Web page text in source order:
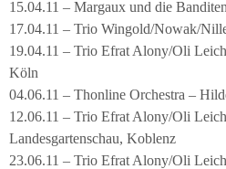
15.04.11 – Margaux und die
17.04.11 – Trio Wingold/Nowak/
19.04.11 – Trio Efrat Alony/Oli
Köln
04.06.11 – Thonline Orchestra –
12.06.11 – Trio Efrat Alony/Oli
Landesgartenschau, Koblenz
23.06.11 – Trio Efrat Alony/Oli